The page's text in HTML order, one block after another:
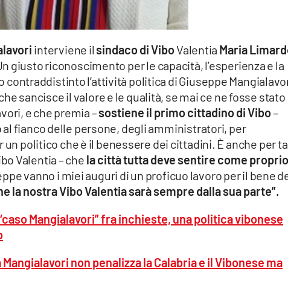
interviene il sindaco di ViboValentia Maria
giusto riconoscimento per le capacità, l’esperienza e la
contraddistinto l’attività politica di Giuseppe
sancisce il valore e le qualità, se mai ce ne fosse stato
e che premia –sostiene il primo cittadino di Vibo–
al fianco delle persone, degli amministratori, per
un politico che è il benessere dei cittadini. È anche per
Valentia – che la città tutta deve sentire come proprio
vanno i miei auguri di un proficuo lavoro per il bene
la nostra Vibo Valentia sarà sempre dalla sua parte”.
Mangialavori” fra inchieste, una politica vibonese
non penalizza la Calabria e il Vibonese ma